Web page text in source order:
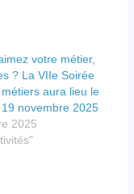
votre métier,
? La VIIe Soirée
aura lieu le
novembre 2025
2025